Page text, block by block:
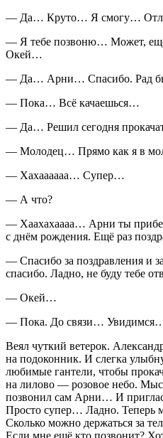
— Да… Круто… Я смогу…
— Я тебе позвоню… Может,
Окей…
— Да… Арни… Спасибо. Рад
— Пока… Всё качаешься…
— Да… Решил сегодня
— Молодец… Прямо как я в
— Хахаааааа… Супер…
— А что?
— Хаахахаааа… Арни ты
с днём рождения. Ещё раз
— Спасибо за поздравления и
спасибо. Ладно, не буду тебе
— Окей…
— Пока. До связи…
Веял чуткий ветерок.
на подоконник. И слегка
любимые гантели, чтобы
на лилово — розовое небо.
позвонил сам Арни… И
Просто супер… Ладно. Теперь
Сколько можно держаться за
Если мне ещё кто позвонит?